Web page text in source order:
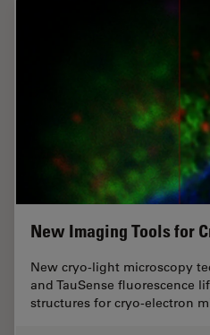
New Imaging Tools for
New cryo-light microscopy
and TauSense fluorescence
structures for cryo-electron